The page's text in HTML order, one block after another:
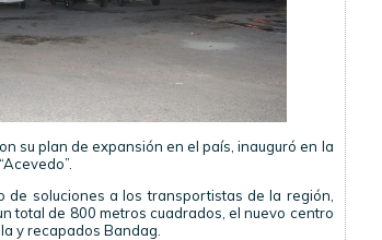
su plan de expansión en el país, inauguró en la
soluciones a los transportistas de la región,
total de 800 metros cuadrados, el nuevo centro
y recapados Bandag.